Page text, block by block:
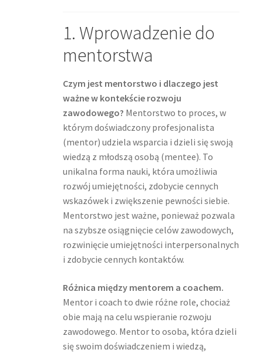
1. Wprowadzenie do
mentorstwa
Czym jest mentorstwo i dlaczego jest
ważne w kontekście rozwoju
zawodowego? Mentorstwo to proces, w
którym doświadczony profesjonalista
(mentor) udziela wsparcia i dzieli się swoją
wiedzą z młodszą osobą (mentee). To
unikalna forma nauki, która umożliwia
rozwój umiejętności, zdobycie cennych
wskazówek i zwiększenie pewności siebie.
Mentorstwo jest ważne, ponieważ pozwala
na szybsze osiągnięcie celów zawodowych,
rozwinięcie umiejętności interpersonalnych
i zdobycie cennych kontaktów.
Różnica między mentorem a coachem.
Mentor i coach to dwie różne role, chociaż
obie mają na celu wspieranie rozwoju
zawodowego. Mentor to osoba, która dzieli
się swoim doświadczeniem i wiedzą,